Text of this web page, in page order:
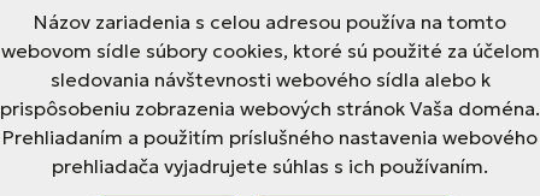
Názov zariadenia s celou adresou používa na tomto
webovom sídle súbory cookies, ktoré sú použité za účelom
sledovania návštevnosti webového sídla alebo k
prispôsobeniu zobrazenia webových stránok Vaša doména.
Prehliadaním a použitím príslušného nastavenia webového
prehliadača vyjadrujete súhlas s ich používaním.